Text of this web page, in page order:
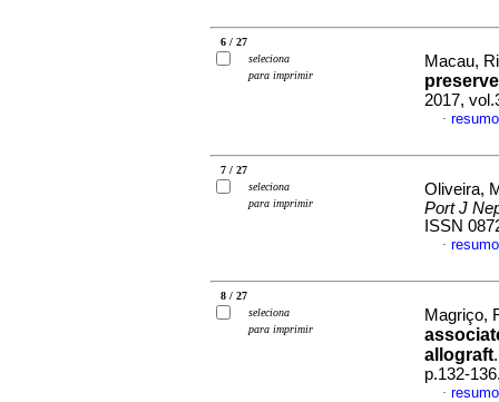
6 / 27
seleciona
para imprimir
Macau,
2017,
·
7 / 27
seleciona
para imprimir
Oliveira,
Port J
ISSN
·
8 / 27
seleciona
para imprimir
Magriço,
allograft
p.132-
·